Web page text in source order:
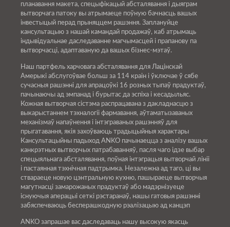
планавання макета, спецыфікацый абсталявання і дыяграм
вытворчага патоку вы атрымаеце поўную бачнасць вашых
інвестыцый перад прыняццем рашэння. Заплануйце
кансультацыю з нашай камандай продажаў, каб атрымаць
індывідуальнае даследаванне магчымасцей і прапанову па
вытворчасці, адаптаваную да вашых бізнес-мэтаў.
Наш партфель харчовага абсталявання для Лацінскай
Амерыкі абслугоўвае больш за 114 краін і ўключае ў сябе
сучасныя рашэнні для апрацоўкі 16 розных тыпаў прадуктаў,
пачынаючы ад эмпанад і бурытас да эспіха і кесадыльяс.
Кожная вытворчая сістэма распрацавана з дакладнасцю з
выкарыстаннем тэхналогіі фармавання, аўтаматызаваных
механізмаў напаўнення і інтэграваных рашэнняў для
прыгатавання, якія захоўваюць традыцыйныя характары
Кансультацыйны падыход ANKO пачынаецца з аналізу вашых
канкрэтных вытворчых патрабаванняў, пасля чаго ідзе выбар
спецыяльнага абсталявання, поўная інтэграцыя вытворчай лініі
і пастаянная тэхнічная падтрымка. Незалежна ад таго, ці вы
ствараеце новую цэнтральную кухню, пашыраеце вытворчыя
магутнасці замарожаных прадуктаў або мадэрнізуеце
існуючыя аперацыі сеткі рэстаранаў, нашы гатовыя рашэнні
забяспечваюць бесперашкодную рэалізацыю ад канцэп
ANKO запрашае вас даследаваць нашу высокую якасць